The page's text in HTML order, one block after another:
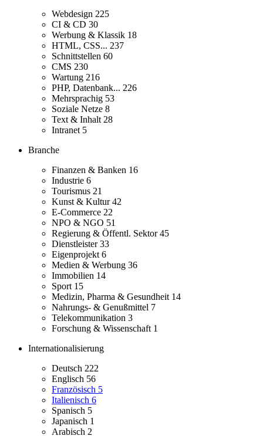
Webdesign 225
CI & CD 30
Werbung & Klassik 18
HTML, CSS... 237
Schnittstellen 60
CMS 230
Wartung 216
PHP, Datenbank... 226
Mehrsprachig 53
Soziale Netze 8
Text & Inhalt 28
Intranet 5
Branche
Finanzen & Banken 16
Industrie 6
Tourismus 21
Kunst & Kultur42
E-Commerce 22
NPO & NGO 51
Regierung & Öffentl. Sektor45
Dienstleister33
Eigenprojekt 6
Medien & Werbung 36
Immobilien 14
Sport 15
Medizin, Pharma & Gesundheit 14
Nahrungs- & Genußmittel 7
Telekommunikation 3
Forschung & Wissenschaft 1
Internationalisierung
Deutsch 222
Englisch 56
Französisch 5
Italienisch 6
Spanisch 5
Japanisch 1
Arabisch 2